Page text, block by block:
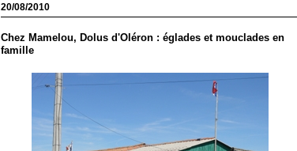
20/08/2010
Chez Mamelou, Dolus d'Oléron : églades et mouclades en
famille